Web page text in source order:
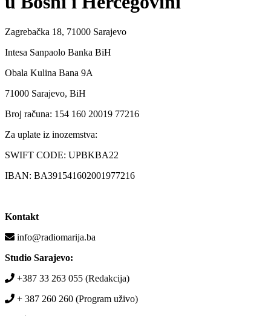
Zagrebačka 18, 71000 Sarajevo
Intesa Sanpaolo Banka BiH
Obala Kulina Bana 9A
71000 Sarajevo, BiH
Broj računa: 154 160 20019 77216
Za uplate iz inozemstva:
SWIFT CODE: UPBKBA22
IBAN: BA391541602001977216
Kontakt
info@radiomarija.ba
Studio Sarajevo:
+387 33 263 055 (Redakcija)
+ 387 260 260 (Program uživo)